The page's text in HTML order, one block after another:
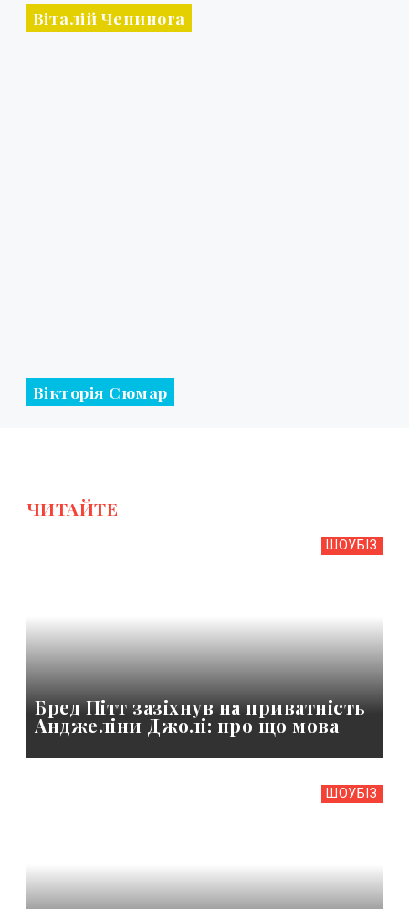
Віталій Чепинога
Вікторія Сюмар
ЧИТАЙТЕ
ШОУБIЗ
Бред Пітт зазіхнув на приватність
Анджеліни Джолі: про що мова
ШОУБIЗ